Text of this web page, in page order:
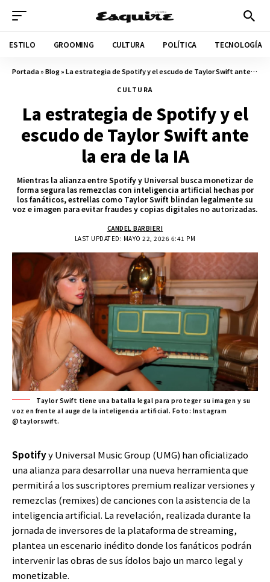
ESTILO GROOMING CULTURA POLÍTICA TECNOLOGÍA
Portada»Blog»La estrategia de Spotify y el escudo de Taylor Swift ante la era de la IA
CULTURA
La estrategia de Spotify y el
escudo de Taylor Swift ante
la era de la IA
Mientras la alianza entre Spotify y Universal busca monetizar de
forma segura las remezclas con inteligencia artificial hechas por
los fanáticos, estrellas como Taylor Swift blindan legalmente su
voz e imagen para evitar fraudes y copias digitales no autorizadas.
LAST UPDATED: MAYO 22, 2026 6:41 PM
CANDEL BARBIERI
Taylor Swift tiene una batalla legal para proteger su imagen y su
voz en frente al auge de la inteligencia artificial. Foto: Instagram
@taylorswift.
Spotifyy Universal Music Group (UMG) han oficializado
una alianza para desarrollar una nueva herramienta que
permitirá a los suscriptores premium realizar versiones y
remezclas (remixes) de canciones con la asistencia de la
inteligencia artificial. La revelación, realizada durante la
jornada de inversores de la plataforma de streaming,
plantea un escenario inédito donde los fanáticos podrán
intervenir las obras de sus ídolos bajo un marco legal y
monetizable.